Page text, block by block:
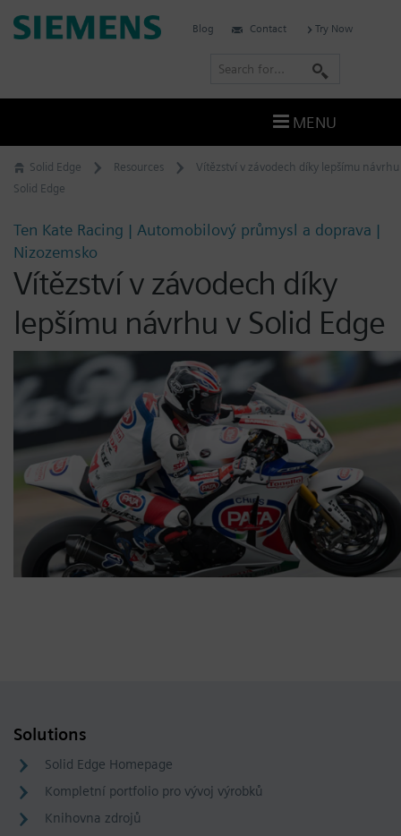
Skip
to
Solid Edge Resources
Vítězství v závodech díky lepšímu návrhu
Solid Edge
Ten Kate Racing | Automobilový průmysl a doprava |
Nizozemsko
Vítězství v závodech díky
lepšímu návrhu v Solid Edge
Solutions
Solid Edge Homepage
Kompletní portfolio pro vývoj výrobků
Knihovna zdrojů
Siemens
Blog Contact Try Now
r
c
MENU